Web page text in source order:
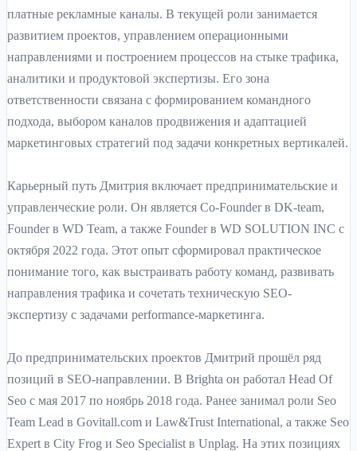
платные рекламные каналы. В текущей роли занимается
развитием проектов, управлением операционными
направлениями и построением процессов на стыке трафика,
аналитики и продуктовой экспертизы. Его зона
ответственности связана с формированием командного
подхода, выбором каналов продвижения и адаптацией
маркетинговых стратегий под задачи конкретных вертикалей.
Карьерный путь Дмитрия включает предпринимательские и
управленческие роли. Он является Co-Founder в DK-team,
Founder в WD Team, а также Founder в WD SOLUTION INC с
октября 2022 года. Этот опыт сформировал практическое
понимание того, как выстраивать работу команд, развивать
направления трафика и сочетать техническую SEO-
экспертизу с задачами performance-маркетинга.
До предпринимательских проектов Дмитрий прошёл ряд
позиций в SEO-направлении. В Brighta он работал Head Of
Seo с мая 2017 по ноябрь 2018 года. Ранее занимал роли Seo
Team Lead в Govitall.com и Law&Trust International, а также Seo
Expert в City Frog и Seo Specialist в Unplag. На этих позициях